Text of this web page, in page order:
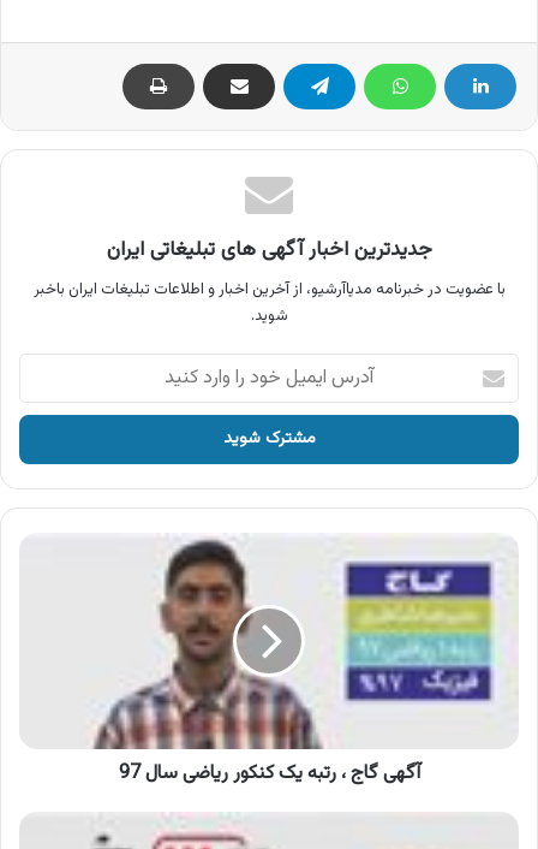
جدیدترین اخبار آگهی های تبلیغاتی ایران
با عضویت در خبرنامه مدیاآرشیو، از آخرین اخبار و اطلاعات تبلیغات ایران باخبر
شوید.
آدرس
ایمیل
خود
وارد
کنید
آگهی
کنکور
ریاضی
آگهی گاج ، رتبه یک کنکور ریاضی سال 97
آگهی